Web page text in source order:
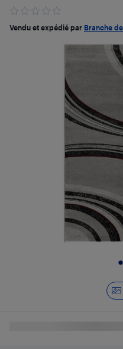
Vendu et expédié par Branche